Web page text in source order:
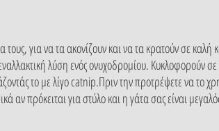
τους, για να τα ακονίζουν και να τα κρατούν σε
λύση ενός ονυχοδρομίου. Κυκλοφορούν
το με λίγο catnip.Πριν την προτρέψετε να το
αν πρόκειται για στύλο και η γάτα σας είναι